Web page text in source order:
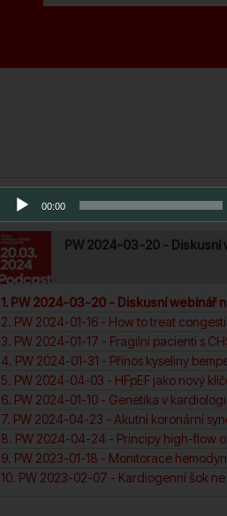
Audio
přehrávač00:00
PW 2024-03-20 - Diskusní
1. PW 2024-03-20 - Diskusní webinář
3. PW 2024-01-17 - Fragilní pacienti s
7. PW 2024-04-23 - Akutní koronární
10. PW 2023-02-07 - Kardiogenní šok